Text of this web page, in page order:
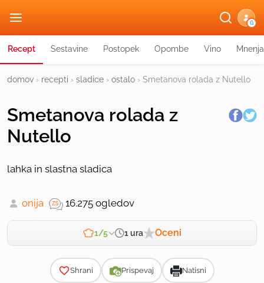
G
Recept Sestavine Postopek Opombe Vino Mnenja
domov › recepti › sladice › ostalo › Smetanova rolada z Nutello
Smetanova rolada z
Nutello
lahka in slastna sladica
onija 16.275 ogledov
1/5 1 ura Oceni
Shrani Prispevaj Natisni